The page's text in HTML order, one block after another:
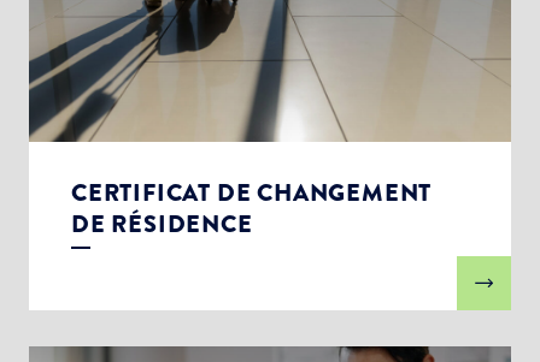
CERTIFICAT DE CHANGEMENT
DE RÉSIDENCE